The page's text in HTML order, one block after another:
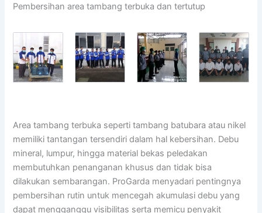
Pembersihan area tambang terbuka dan tertutup
Area tambang terbuka seperti tambang batubara atau nikel
memiliki tantangan tersendiri dalam hal kebersihan. Debu
mineral, lumpur, hingga material bekas peledakan
membutuhkan penanganan khusus dan tidak bisa
dilakukan sembarangan. ProGarda menyadari pentingnya
pembersihan rutin untuk mencegah akumulasi debu yang
dapat mengganggu visibilitas serta memicu penyakit